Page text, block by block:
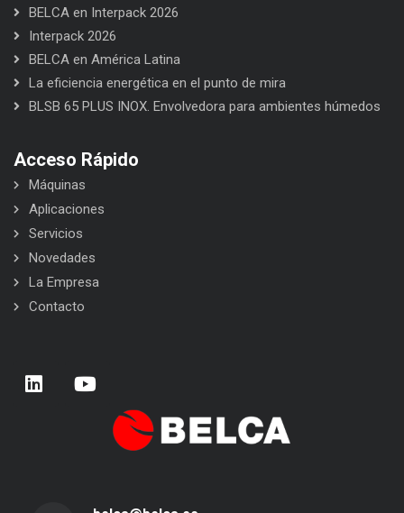
BELCA en Interpack 2026
Interpack 2026
BELCA en América Latina
La eficiencia energética en el punto de mira
BLSB 65 PLUS INOX. Envolvedora para ambientes húmedos
Acceso Rápido
Máquinas
Aplicaciones
Servicios
Novedades
La Empresa
Contacto